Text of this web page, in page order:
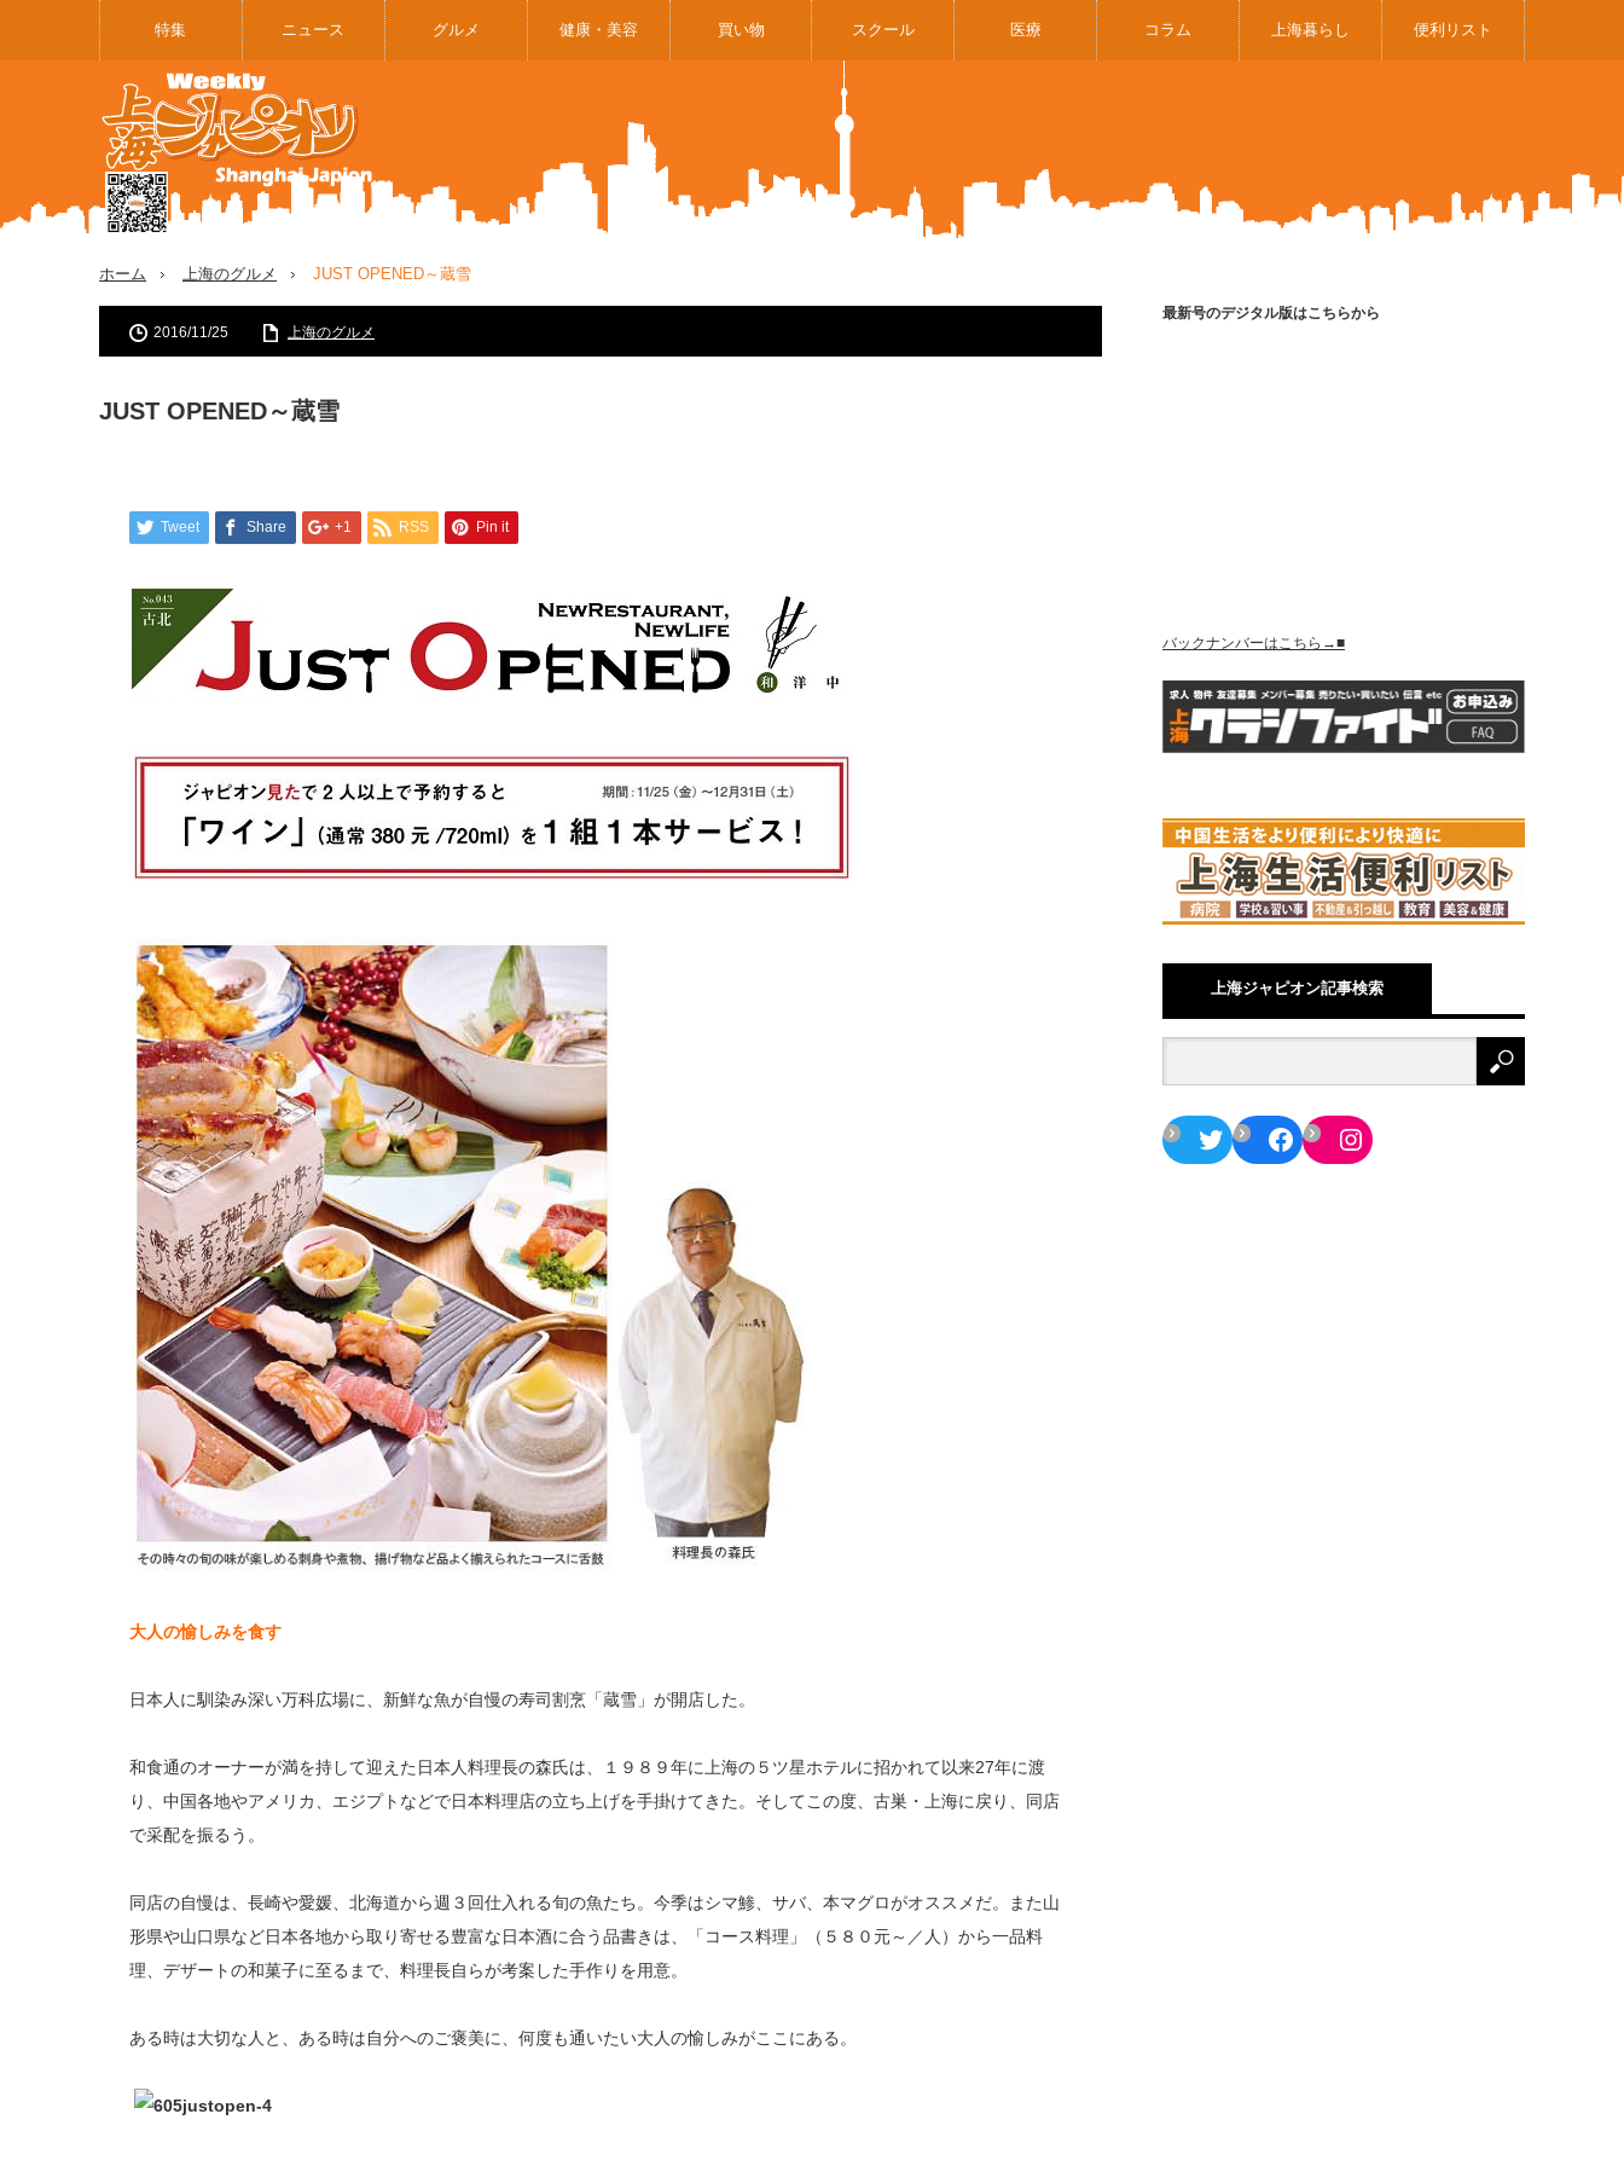
特集 ニュース グルメ 健康・美容 買い物 スクール 医療 コラム 上海暮らし 便利リスト
ホーム 上海のグルメ JUST OPENED～蔵雪
2016/11/25 上海のグルメ
JUST OPENED～蔵雪
Tweet Share +1 RSS Pin it
大人の愉しみを食す
日本人に馴染み深い万科広場に、新鮮な魚が自慢の寿司割烹「蔵雪」が開店した。
和食通のオーナーが満を持して迎えた日本人料理長の森氏は、１９８９年に上海の５ツ星ホテルに招かれて以来27年に渡
り、中国各地やアメリカ、エジプトなどで日本料理店の立ち上げを手掛けてきた。そしてこの度、古巣・上海に戻り、同店
で采配を振るう。
同店の自慢は、長崎や愛媛、北海道から週３回仕入れる旬の魚たち。今季はシマ鯵、サバ、本マグロがオススメだ。また山
形県や山口県など日本各地から取り寄せる豊富な日本酒に合う品書きは、「コース料理」（５８０元～／人）から一品料
理、デザートの和菓子に至るまで、料理長自らが考案した手作りを用意。
ある時は大切な人と、ある時は自分へのご褒美に、何度も通いたい大人の愉しみがここにある。
最新号のデジタル版はこちらから
バックナンバーはこちら→■
上海ジャピオン記事検索
TwitterFacebookInstagram